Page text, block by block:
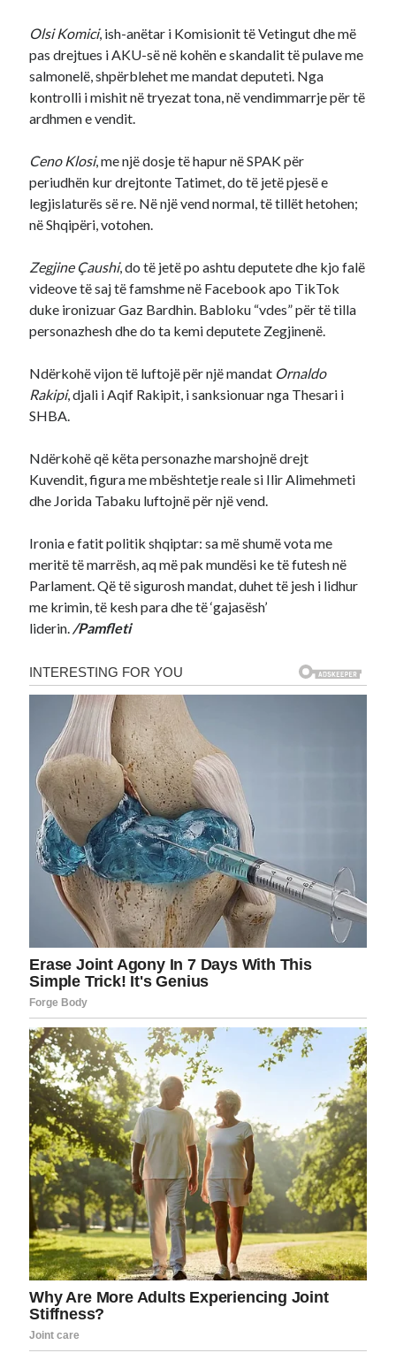
Olsi Komici, ish-anëtar i Komisionit të Vetingut dhe më
pas drejtues i AKU-së në kohën e skandalit të pulave me
salmonelë, shpërblehet me mandat deputeti. Nga
kontrolli i mishit në tryezat tona, në vendimmarrje për të
ardhmen e vendit.
Ceno Klosi, me një dosje të hapur në SPAK për
periudhën kur drejtonte Tatimet, do të jetë pjesë e
legjislaturës së re. Në një vend normal, të tillët hetohen;
në Shqipëri, votohen.
Zegjine Çaushi, do të jetë po ashtu deputete dhe kjo falë
videove të saj të famshme në Facebook apo TikTok
duke ironizuar Gaz Bardhin. Babloku “vdes” për të tilla
personazhesh dhe do ta kemi deputete Zegjinenë.
Ndërkohë vijon të luftojë për një mandat Ornaldo
Rakipi, djali i Aqif Rakipit, i sanksionuar nga Thesari i
SHBA.
Ndërkohë që këta personazhe marshojnë drejt
Kuvendit, figura me mbështetje reale si Ilir Alimehmeti
dhe Jorida Tabaku luftojnë për një vend.
Ironia e fatit politik shqiptar: sa më shumë vota me
meritë të marrësh, aq më pak mundësi ke të futesh në
Parlament. Që të sigurosh mandat, duhet të jesh i lidhur
me krimin, të kesh para dhe të ‘gajasësh’
liderin. /Pamfleti